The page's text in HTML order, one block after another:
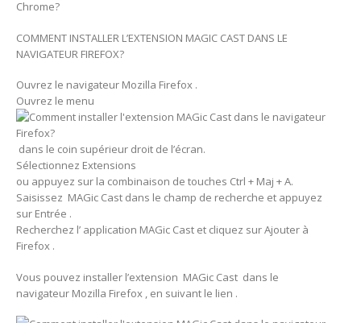
COMMENT INSTALLER L’EXTENSION MAGIC CAST DANS LE
NAVIGATEUR FIREFOX?
Ouvrez le navigateur Mozilla Firefox .
Ouvrez le menu
dans le coin supérieur droit de l’écran.
Sélectionnez Extensions
ou appuyez sur la combinaison de touches Ctrl + Maj + A.
Saisissez MAGic Cast dans le champ de recherche et appuyez
sur Entrée .
Recherchez l’ application MAGic Cast et cliquez sur Ajouter à
Firefox .
Vous pouvez installer l’extension MAGic Cast dans le
navigateur Mozilla Firefox , en suivant le lien .